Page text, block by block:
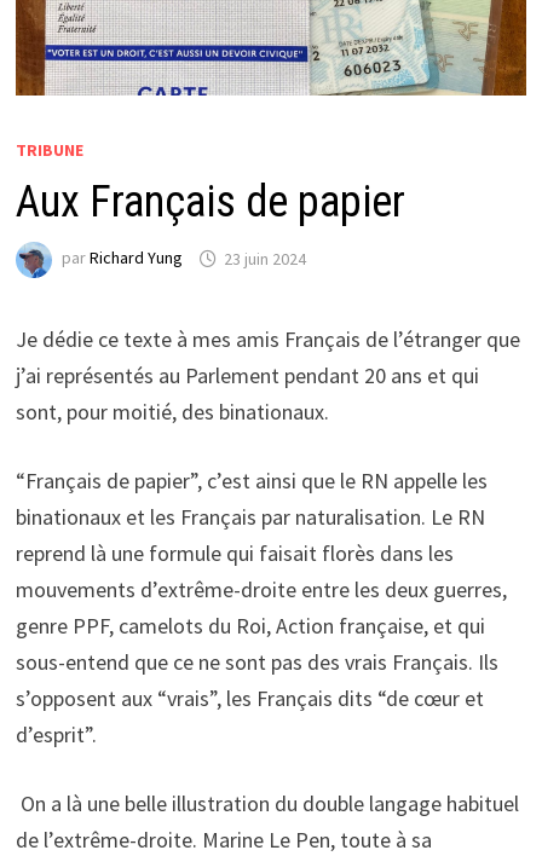
TRIBUNE
Aux Français de papier
parRichard Yung 23 juin 2024
Je dédie ce texte à mes amis Français de l’étranger que
j’ai représentés au Parlement pendant 20 ans et qui
sont, pour moitié, des binationaux.
“Français de papier”, c’est ainsi que le RN appelle les
binationaux et les Français par naturalisation. Le RN
reprend là une formule qui faisait florès dans les
mouvements d’extrême-droite entre les deux guerres,
genre PPF, camelots du Roi, Action française, et qui
sous-entend que ce ne sont pas des vrais Français. Ils
s’opposent aux “vrais”, les Français dits “de cœur et
d’esprit”.
On a là une belle illustration du double langage habituel
de l’extrême-droite. Marine Le Pen, toute à sa